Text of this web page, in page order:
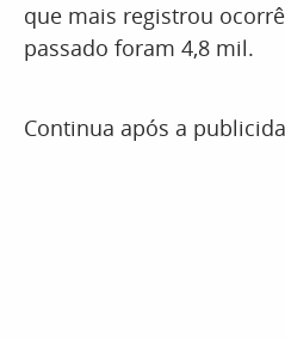
que mais registrou
passado foram 4,8 mil.
Continua após a